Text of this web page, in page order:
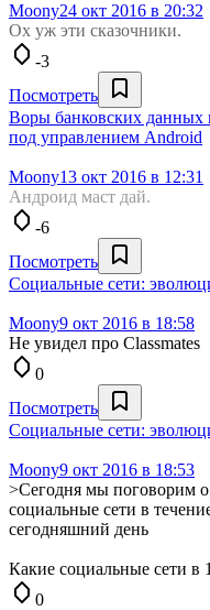
Moony24 окт 2016 в 20:32
Ох уж эти сказочники.
-3
Посмотреть
Воры банковских
под управлением Android
Moony13 окт 2016 в 12:31
Андроид маст дай.
-6
Посмотреть
Социальные сети:
Moony9 окт 2016 в 18:58
Не увидел про Classmates
0
Посмотреть
Социальные сети:
Moony9 окт 2016 в 18:53
>Сегодня мы поговорим
социальные сети в
сегодняшний день
Какие социальные сети в
0